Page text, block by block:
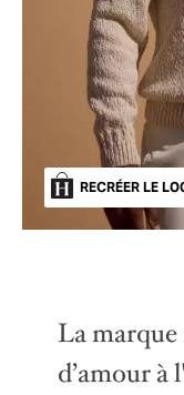
RECRÉER LE
La
d’amour à